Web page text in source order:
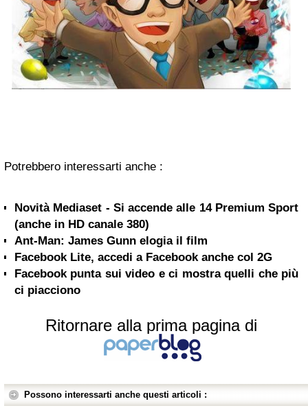
Potrebbero interessarti anche :
Novità Mediaset - Si accende alle 14 Premium Sport
(anche in HD canale 380)
Ant-Man: James Gunn elogia il film
Facebook Lite, accedi a Facebook anche col 2G
Facebook punta sui video e ci mostra quelli che più
ci piacciono
Ritornare alla prima pagina di
Possono interessarti anche questi articoli :